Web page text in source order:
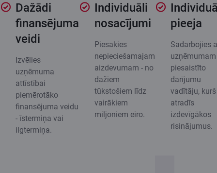
Dažādi
finansējuma
veidi
Izvēlies
uzņēmuma
attīstībai
piemērotāko
finansējuma veidu
- īstermiņa vai
ilgtermiņa.
Individuāli
nosacījumi
Piesakies
nepieciešamajam
aizdevumam - no
dažiem
tūkstošiem līdz
vairākiem
miljoniem eiro.
pieeja
Sadarbojies
uzņēmumam
piesaistīto
darījumu
vadītāju, kurš
atradīs
izdevīgākos
risinājumus.